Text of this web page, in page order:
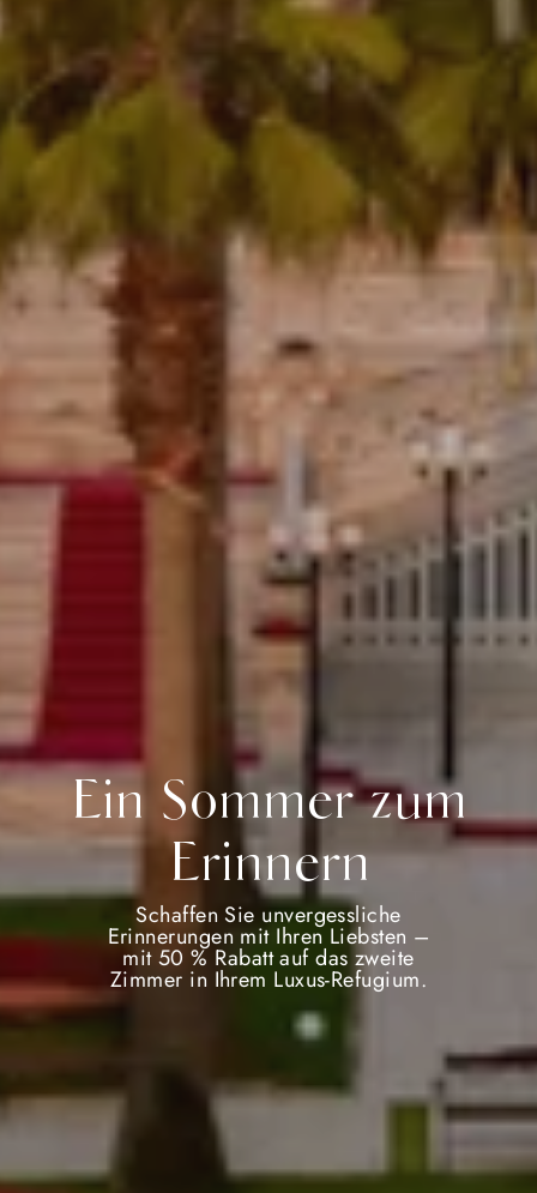
Ein Sommer zum
Erinnern
Schaffen Sie unvergessliche
Erinnerungen mit Ihren Liebsten –
mit 50 % Rabatt auf das zweite
Zimmer in Ihrem Luxus-Refugium.